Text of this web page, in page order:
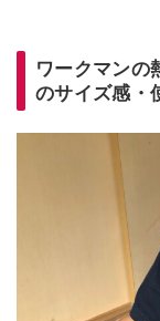
ワークマンの
のサイズ感・